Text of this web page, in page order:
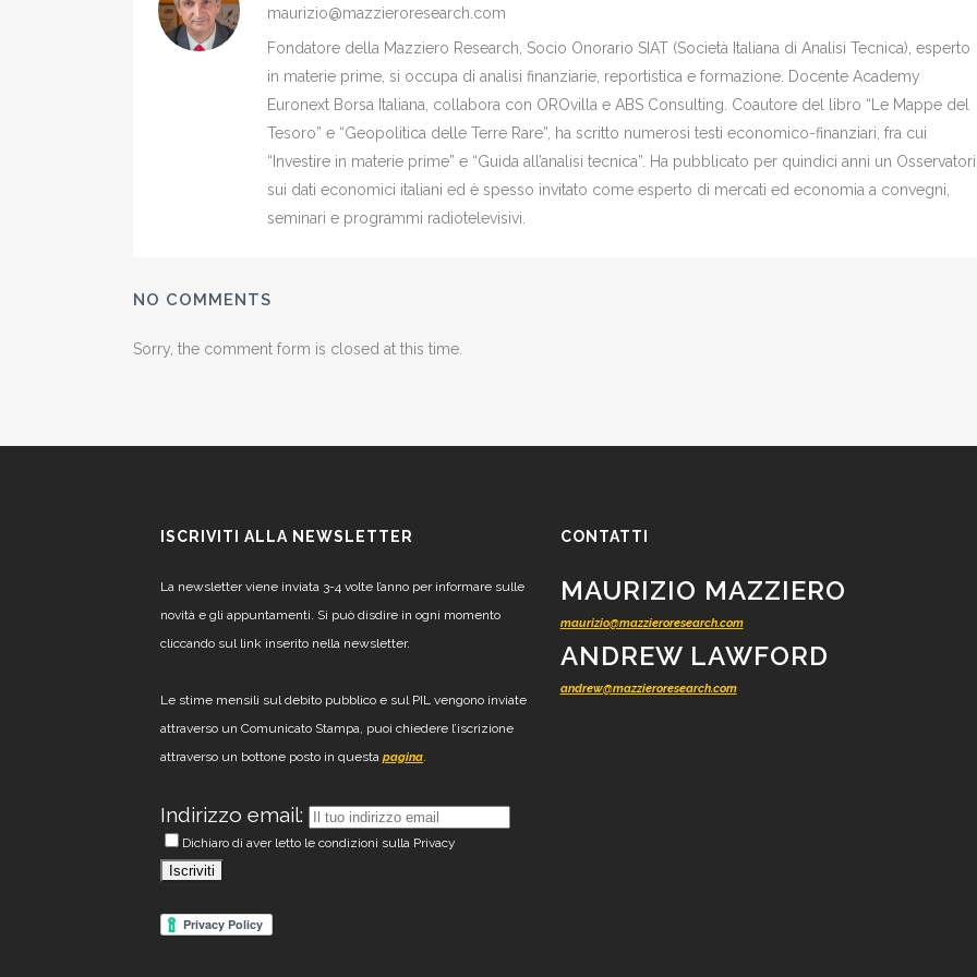
maurizio@mazzieroresearch.com
Fondatore della Mazziero Research, Socio Onorario SIAT (Società Italiana di Analisi Tecnica), esperto
in materie prime, si occupa di analisi finanziarie, reportistica e formazione. Docente Academy
Euronext Borsa Italiana, collabora con OROvilla e ABS Consulting. Coautore del libro “Le Mappe del
Tesoro” e “Geopolitica delle Terre Rare”, ha scritto numerosi testi economico-finanziari, fra cui
“Investire in materie prime” e “Guida all’analisi tecnica”. Ha pubblicato per quindici anni un
sui dati economici italiani ed è spesso invitato come esperto di mercati ed economia a convegni,
seminari e programmi radiotelevisivi.
NO COMMENTS
Sorry, the comment form is closed at this time.
ISCRIVITI ALLA NEWSLETTER
La newsletter viene inviata 3-4 volte l’anno per informare sulle
novità e gli appuntamenti. Si può disdire in ogni momento
cliccando sul link inserito nella newsletter.
Le stime mensili sul debito pubblico e sul PIL vengono inviate
attraverso un Comunicato Stampa, puoi chiedere l’iscrizione
attraverso un bottone posto in questa pagina.
Indirizzo email:
Dichiaro di aver letto le condizioni sulla Privacy
CONTATTI
MAURIZIO MAZZIERO
maurizio@mazzieroresearch.com
ANDREW LAWFORD
andrew@mazzieroresearch.com